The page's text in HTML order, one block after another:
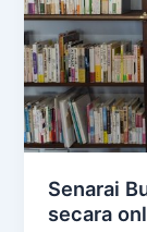
Senarai
secara